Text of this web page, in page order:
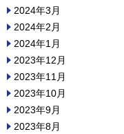
2024年3月
2024年2月
2024年1月
2023年12月
2023年11月
2023年10月
2023年9月
2023年8月